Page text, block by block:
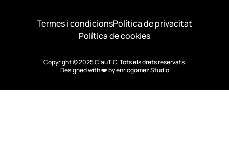
Copyright © 2025 ClauTIC, Tots els drets reservats.
Designed with ❤️ byenricgomez Studio
Termes i condicionsPolítica de privacitat
Política de cookies